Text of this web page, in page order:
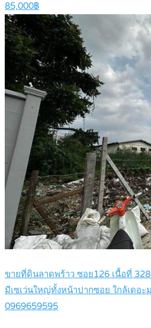
85,000฿
ขายที่ดินลาดพร้าว ซอย126 เนื้อที่
มีเซเว่นใหญ่ทั้งหน้าปากซอย ใกล้เดอะ
0969659595